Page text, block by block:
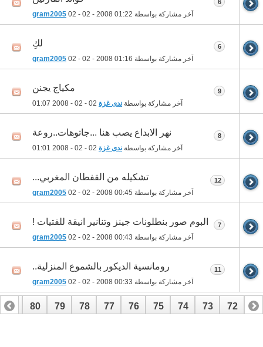
آخر مشاركة بواسطة gram2005 02 - 02 - 2008 01:22
6
لكِ
آخر مشاركة بواسطة gram2005 02 - 02 - 2008 01:16
6
مكياج يجنن
آخر مشاركة بواسطة ندى غزة 01:07
9
نهر الابداع يصب هنا ...جاتوهات..روعة
آخر مشاركة بواسطة ندى غزة 01:01
8
تشكيله من القفطان المغربي...
آخر مشاركة بواسطة gram2005 02 - 02 - 2008 00:45
12
البوم صور بنطلونات جينز وتنانير انيقة للفتيات !
آخر مشاركة بواسطة gram2005 02 - 02 - 2008 00:43
7
رومانسية الديكور بالشموع المنزلية..
آخر مشاركة بواسطة gram2005 02 - 02 - 2008 00:33
11
71
72
73
74
75
76
77
78
79
80
81